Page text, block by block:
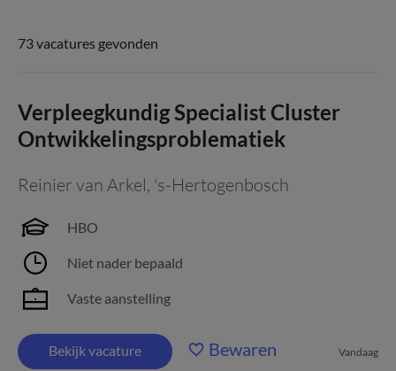
73 vacatures gevonden
Verpleegkundig Specialist Cluster
Ontwikkelingsproblematiek
Reinier van Arkel, 's-Hertogenbosch
HBO
Niet nader bepaald
Vaste aanstelling
Bekijk vacature Bewaren Vandaag